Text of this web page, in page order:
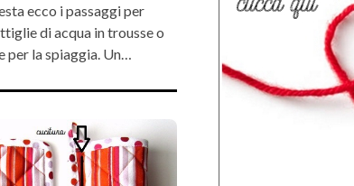
ecco i passaggi per
di acqua in trousse o
la spiaggia. Un…